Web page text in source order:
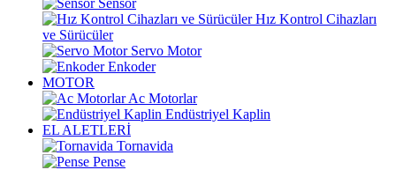
Sensör
Hız Kontrol Cihazları
ve Sürücüler
Servo Motor
Enkoder
MOTOR
Ac Motorlar
Endüstriyel Kaplin
EL ALETLERİ
Tornavida
Pense